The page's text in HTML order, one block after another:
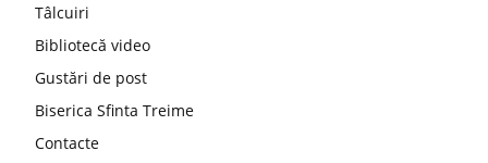
Tâlcuiri
Bibliotecă video
Gustări de post
Biserica Sfinta Treime
Contacte